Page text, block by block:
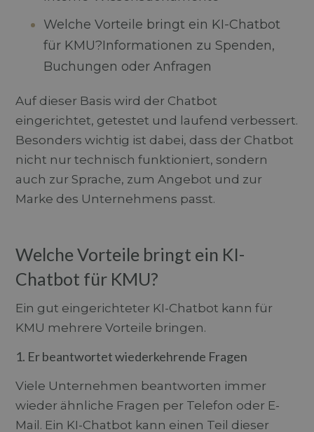
Welche Vorteile bringt ein KI-Chatbot
für KMU?Informationen zu Spenden,
Buchungen oder Anfragen
Auf dieser Basis wird der Chatbot
eingerichtet, getestet und laufend verbessert.
Besonders wichtig ist dabei, dass der Chatbot
nicht nur technisch funktioniert, sondern
auch zur Sprache, zum Angebot und zur
Marke des Unternehmens passt.
Welche Vorteile bringt ein KI-
Chatbot für KMU?
Ein gut eingerichteter KI-Chatbot kann für
KMU mehrere Vorteile bringen.
1. Er beantwortet wiederkehrende Fragen
Viele Unternehmen beantworten immer
wieder ähnliche Fragen per Telefon oder E-
Mail. Ein KI-Chatbot kann einen Teil dieser